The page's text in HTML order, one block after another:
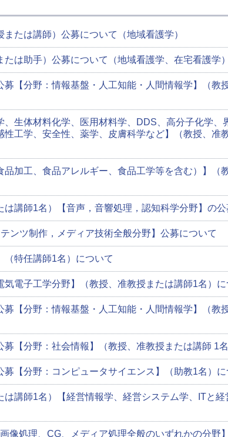
たは講師）公募について（地域看護学）
は助手）公募について（地域看護学、在宅看護学）
【分野：情報基盤・人工知能・人間情報学】（教
生体材料化学、医用材料学、DDS、高分子化学、
工学、安全性、薬学、皮膚科学など】（教授、准
加工、食品アレルギー、食品工学等を含む）】（
は講師1名）【音声，音響処理，認知科学分野】の
ンツ制作，メディア技術全般分野】公募について
（特任講師1名）について
電子工学分野】（教授、准教授または講師1名）に
【分野：情報基盤・人工知能・人間情報学】（教
【分野：社会情報】（教授、准教授または講師 1
【分野：コンピュータサイエンス】（助教1名）に
は講師1名）【経営情報学、経営システム学、ITと経
像処理、CG、メディア処理全般のいずれかの分野